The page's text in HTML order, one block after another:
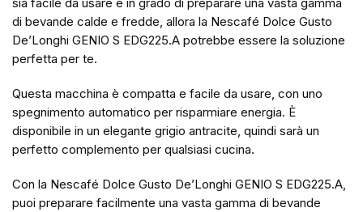
di bevande calde e fredde, allora la Nescafé Dolce Gusto
De’Longhi GENIO S EDG225.A potrebbe essere la soluzione
perfetta per te.
Questa macchina è compatta e facile da usare, con uno
spegnimento automatico per risparmiare energia. È
disponibile in un elegante grigio antracite, quindi sarà un
perfetto complemento per qualsiasi cucina.
Con la Nescafé Dolce Gusto De’Longhi GENIO S EDG225.A,
puoi preparare facilmente una vasta gamma di bevande